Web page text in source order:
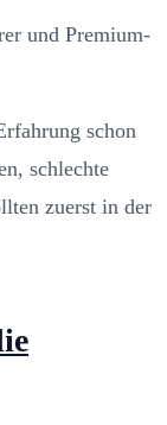
und Premium-
schon
schlechte
zuerst in der